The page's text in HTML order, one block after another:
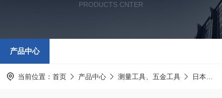
PRODUCTS CNTER
产品中心
当前位置： 首页 产品中心 测量工具、五金工具 日本MAX麦克斯